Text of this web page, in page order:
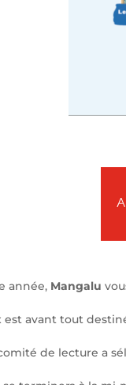
année, Mangalu
est avant tout
de lecture a